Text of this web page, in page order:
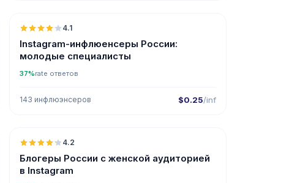
4.1
Instagram-инфлюенсеры России:
молодые специалисты
37%rate ответов
143 инфлюэнсеров $0.25/inf
4.2
Блогеры России с женской аудиторией
в Instagram